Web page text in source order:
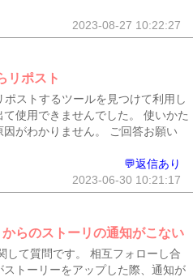
2023-08-27 10:22:27
リポスト
ポストするツールを見つけて利用し
使用できませんでした。 使いかた
がわかりません。 ご回答お願い
💬返信あり
2023-06-30 10:21:17
らのストーリの通知がこない
して質問です。 相互フォローし合
トーリーをアップした際、通知が